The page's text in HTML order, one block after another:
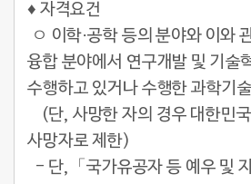
♦ 자격요건
ㅇ 이학·공학 등의 분야와 이와
융합 분야에서 연구개발 및 기술
수행하고 있거나 수행한 과학기
(단, 사망한 자의 경우 대한민
사망자로 제한)
- 단,「국가유공자 등 예우 및